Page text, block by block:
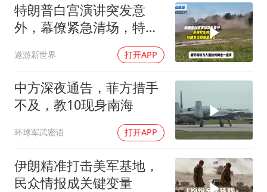
顾客将调料瓶扔火锅里泄愤
韩军前线部队连曝丑闻
上海有出现龙卷潜势
奋力开创中国式现代化建设新局面
特朗普白宫演讲突发意
外，幕僚紧急清场，特朗
遨游新世界 打开APP
中方深夜通告，菲方措手
不及，教10现身南海
环球军武密语 打开APP
伊朗精准打击美军基地，
民众情报成关键变量